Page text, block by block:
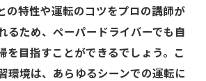
ドライバー向けの特別カウンセリ
げるためのコミュニティ活動
の特性や運転のコツをプロの講師が
るため、ペーパードライバーでも自
を目指すことができるでしょう。こ
環境は、あらゆるシーンでの運転に